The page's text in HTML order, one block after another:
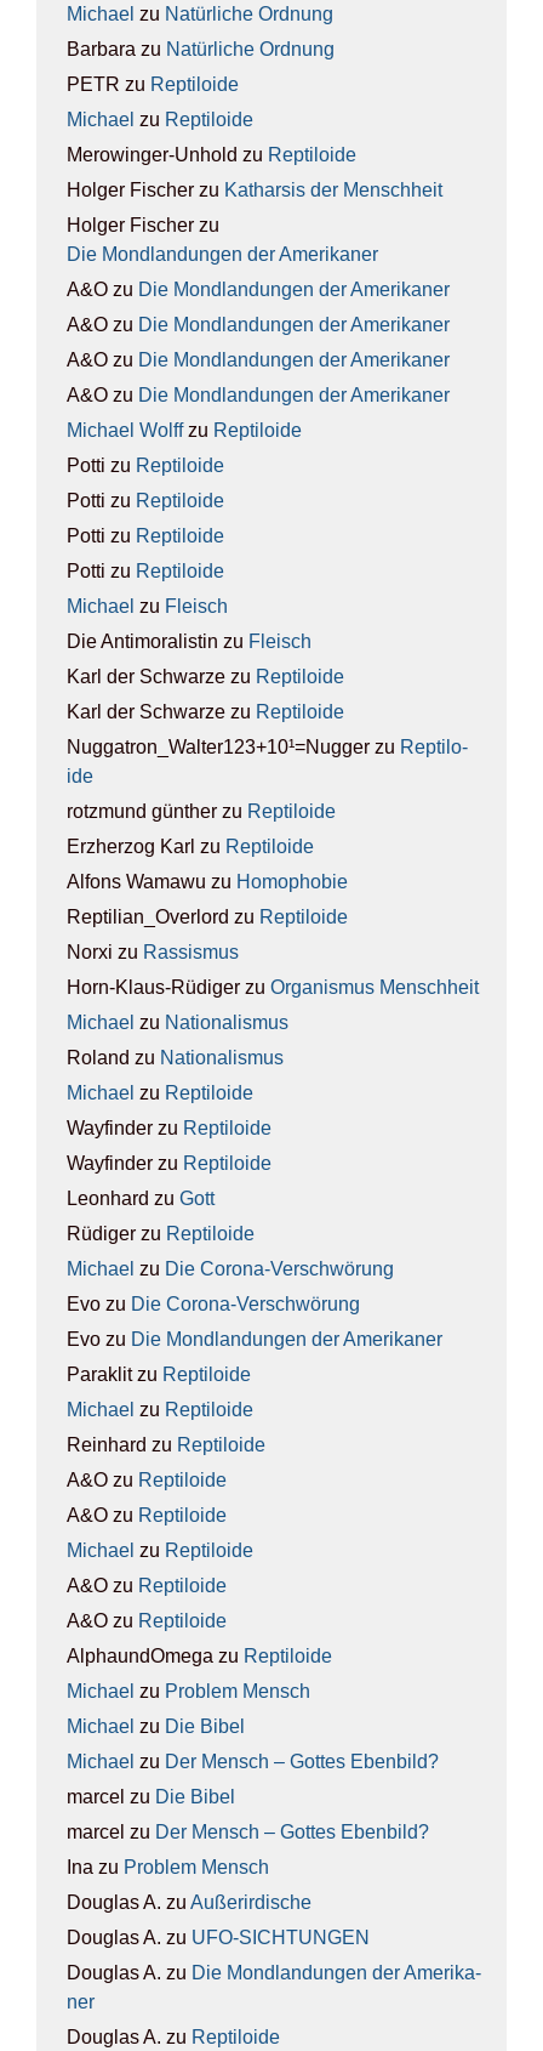
Michael zu Natür­li­che Ord­nung
Barbara zu Natür­li­che Ord­nung
PETR zu Rep­ti­lo­ide
Michael zu Rep­ti­lo­ide
Merowinger-Unhold zu Rep­ti­lo­ide
Holger Fischer zu Kathar­sis der Mensch­heit
Holger Fischer zu
Die Mond­lan­dun­gen der Ame­ri­ka­ner
A&O zu Die Mond­lan­dun­gen der Ame­ri­ka­ner
A&O zu Die Mond­lan­dun­gen der Ame­ri­ka­ner
A&O zu Die Mond­lan­dun­gen der Ame­ri­ka­ner
A&O zu Die Mond­lan­dun­gen der Ame­ri­ka­ner
Michael Wolffzu Rep­ti­lo­ide
Potti zu Rep­ti­lo­ide
Potti zu Rep­ti­lo­ide
Potti zu Rep­ti­lo­ide
Potti zu Rep­ti­lo­ide
Michael zu Fleisch
Die Antimoralistin zu Fleisch
Karl der Schwarze zu Rep­ti­lo­ide
Karl der Schwarze zu Rep­ti­lo­ide
Nuggatron_Walter123+10¹=Nugger zu Rep­ti­lo­
ide
rotzmund günther zu Rep­ti­lo­ide
Erzherzog Karl zu Rep­ti­lo­ide
Alfons Wamawu zu Homo­pho­bie
Reptilian_Overlord zu Rep­ti­lo­ide
Norxi zu Ras­sis­mus
Horn-Klaus-Rüdiger zu Orga­nis­mus Mensch­heit
Michael zu Natio­na­lis­mus
Roland zu Natio­na­lis­mus
Michael zu Rep­ti­lo­ide
Wayfinder zu Rep­ti­lo­ide
Wayfinder zu Rep­ti­lo­ide
Leonhard zu Gott
Rüdiger zu Rep­ti­lo­ide
Michael zu Die Coro­na-Ver­schwö­rung
Evo zu Die Coro­na-Ver­schwö­rung
Evo zu Die Mond­lan­dun­gen der Ame­ri­ka­ner
Paraklitzu Rep­ti­lo­ide
Michael zu Rep­ti­lo­ide
Reinhard zu Rep­ti­lo­ide
A&O zu Rep­ti­lo­ide
A&O zu Rep­ti­lo­ide
Michael zu Rep­ti­lo­ide
A&O zu Rep­ti­lo­ide
A&O zu Rep­ti­lo­ide
AlphaundOmega zu Rep­ti­lo­ide
Michael zu Pro­blem Mensch
Michael zu Die Bibel
Michael zu Der Mensch – Got­tes Eben­bild?
marcel zu Die Bibel
marcel zu Der Mensch – Got­tes Eben­bild?
Ina zu Pro­blem Mensch
Douglas A. zu Außer­ir­di­sche
Douglas A. zu UFO-SICH­TUN­GEN
Douglas A. zu Die Mond­lan­dun­gen der Ame­ri­ka­
ner
Douglas A. zu Rep­ti­lo­ide